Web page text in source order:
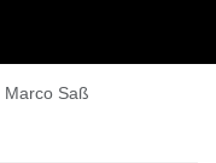
Marco Saß